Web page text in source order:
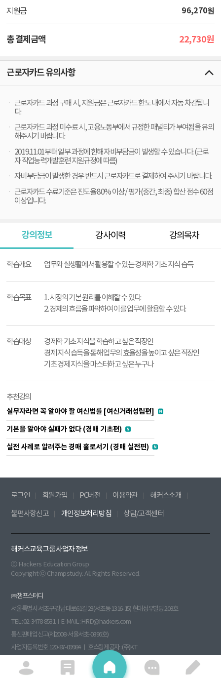
지원금 96,270원
총 결제금액 22,730원
근로자카드 유의사항
근로자카드 과정 구매 시, 지원금은 근로자카드 한도 내에서 자동 차감됩니
다.
근로자카드 과정 미수료 시, 고용노동부에서 규정한 패널티가 부여됨을 유의
해주시기 바랍니다.
2019.11.01부터 일부 과정에 한해 자비부담금이 발생할 수 있습니다. (근로
자 직업능력개발훈련 지원규정에 따름)
자비부담금이 발생한 경우 반드시 근로자카드로 결제하여 주시기 바랍니다.
근로자카드 수료기준은 진도율 80% 이상 / 평가(중간, 최종) 합산 점수 60점
이상입니다.
강의정보 강사이력 강의목차
보
학습개요 업무와 실생활에서 활용할 수 있는 경제학 기초 지식 습득
학습목표
1. 시장의 기본 원리를 이해할 수 있다.
2. 경제의 흐름을 파악하여 이를 업무에 활용할 수 있다.
학습대상
경제학 기초 지식을 학습하고 싶은 직장인
경제 지식 습득을 통해 업무의 효율성을 높이고 싶은 직장인
기초 경제 지식을 마스터하고 싶은 누구나
추천강의
실무자라면 꼭 알아야 할 여신법률 [여신거래성립편]
기본을 알아야 실패가 없다 (경매 기초편)
실전 사례로 알려주는 경매 홀로서기 (경매 실전편)
수강신청
로그인 회원가입 PC버전 이용약관 해커스소개
불편사항신고 개인정보처리방침 상담/고객센터
해커스교육그룹 사업자 정보
ⓒ Hackers Education Group
Copyright ⓒ Champstudy. All Rights Reserved.
㈜챔프스터디
서울특별시 서초구 강남대로61길 23(서초동 1316-15) 현대성우빌딩 203호
TEL : 02-3478-8531ㅣE-MAIL : HRD@hackers.com
통신판매업신고(제2008-서울서초-0396호)
사업자등록번호 120-87-09984 ㅣ 호스팅제공자 : (주)KT
원격평생교육시설신고(제 원 - 140호) 부가통신사업신고(013760)
대표이사 : 전재윤 ㅣ 개인정보관리책임자 : 김병철